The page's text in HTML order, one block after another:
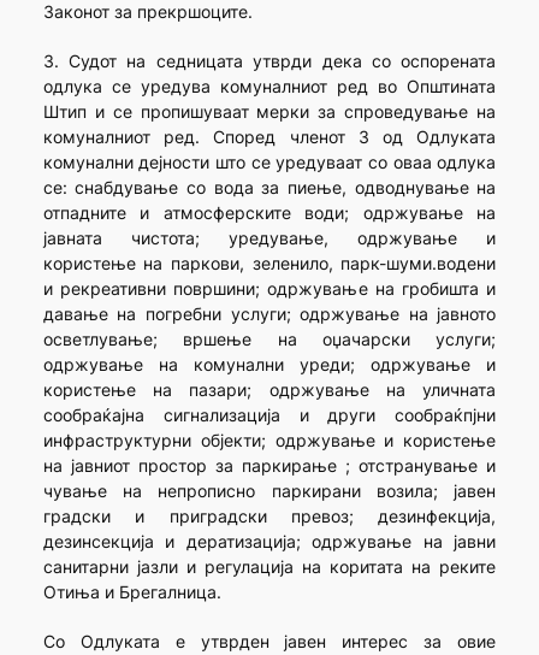
Законот за прекршоците.
3. Судот на седницата утврди дека со оспорената
одлука се уредува комуналниот ред во Општината
Штип и се пропишуваат мерки за спроведување на
комуналниот ред. Според членот 3 од Одлуката
комунални дејности што се уредуваат со оваа одлука
се: снабдување со вода за пиење, одводнување на
отпадните и атмосферските води; одржување на
јавната чистота; уредување, одржување и
користење на паркови, зеленило, парк-шуми.водени
и рекреативни површини; одржување на гробишта и
давање на погребни услуги; одржување на јавното
осветлување; вршење на оџачарски услуги;
одржување на комунални уреди; одржување и
користење на пазари; одржување на уличната
сообраќајна сигнализација и други сообраќпјни
инфраструктурни објекти; одржување и користење
на јавниот простор за паркирање ; отстранување и
чување на непрописно паркирани возила; јавен
градски и приградски превоз; дезинфекција,
дезинсекција и дератизација; одржување на јавни
санитарни јазли и регулација на коритата на реките
Отиња и Брегалница.
Со Одлуката е утврден јавен интерес за овие